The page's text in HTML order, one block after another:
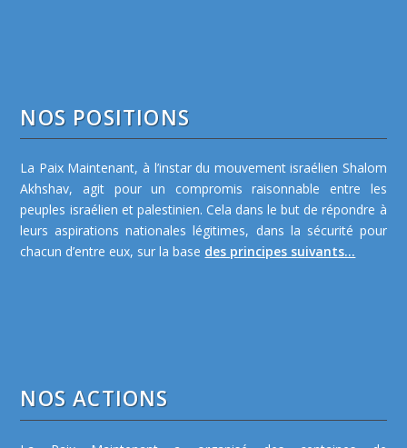
NOS POSITIONS
La Paix Maintenant, à l’instar du mouvement israélien Shalom
Akhshav, agit pour un compromis raisonnable entre les
peuples israélien et palestinien. Cela dans le but de répondre à
leurs aspirations nationales légitimes, dans la sécurité pour
chacun d’entre eux, sur la base des principes suivants...
NOS ACTIONS